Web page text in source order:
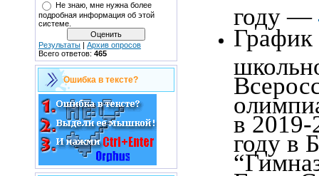
Не знаю, мне нужна более
подробная информация об этой
системе.
Результаты | Архив опросов
Всего ответов: 465
Ошибка в тексте?
году —
График
в 2019-
году в